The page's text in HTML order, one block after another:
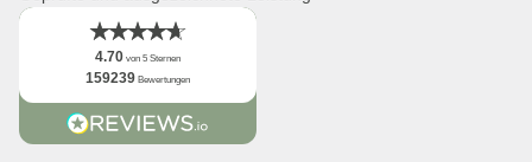
4.70 von 5 Sternen
159239 Bewertungen